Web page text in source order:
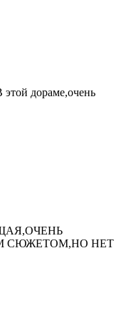
дораме,очень
СЮЖЕТОМ,НО НЕТ